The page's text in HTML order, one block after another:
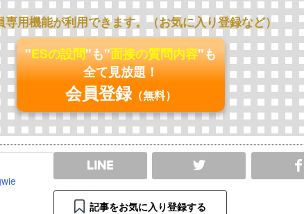
専用機能が利用できます。（お気に入り登録など）
"ESの設問"も"面接の質問内容"も
全て見放題！
会員登録（無料）
SHARE
記事をお気に入り登録する